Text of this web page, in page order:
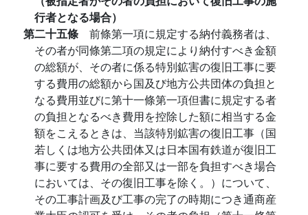
行者となる場合）
第二十五條 前條第一項に規定する納付義務者は、
その者が同條第二項の規定により納付すべき金額
の総額が、その者に係る特別鉱害の復旧工事に要
する費用の総額から国及び地方公共団体の負担と
なる費用並びに第十一條第一項但書に規定する者
の負担となるべき費用を控除した額に相当する金
額をこえるときは、当該特別鉱害の復旧工事（国
若しくは地方公共団体又は日本国有鉄道が復旧工
事に要する費用の全部又は一部を負担すべき場合
においては、その復旧工事を除く。）について、
その工事計画及び工事の完了の時期につき通商産